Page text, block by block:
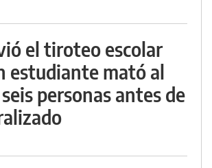
el tiroteo escolar
estudiante mató al
personas antes de